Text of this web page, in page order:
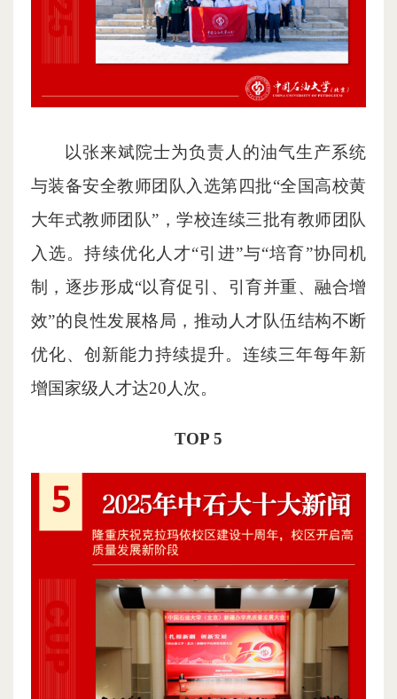
以张来斌院士为负责人的油气生产系统
与装备安全教师团队入选第四批“全国高校黄
大年式教师团队”，学校连续三批有教师团队
入选。持续优化人才“引进”与“培育”协同机
制，逐步形成“以育促引、引育并重、融合增
效”的良性发展格局，推动人才队伍结构不断
优化、创新能力持续提升。连续三年每年新
增国家级人才达20人次。
TOP 5